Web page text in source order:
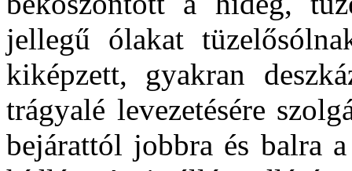
jellegű ólakat
kiképzett, gyakran
trágyalé levezetésére
bejárattól jobbra és balra